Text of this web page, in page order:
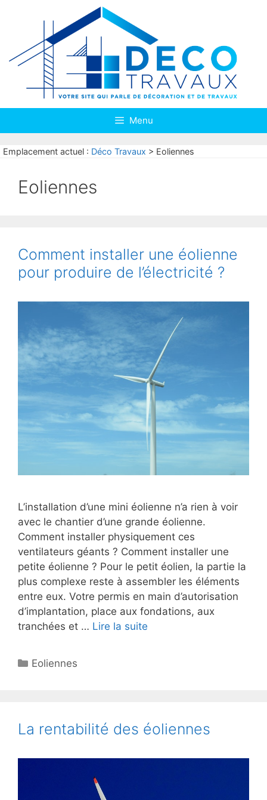
Menu
Emplacement actuel : Déco Travaux > Eoliennes
Eoliennes
Comment installer une éolienne
pour produire de l’électricité ?
L’installation d’une mini éolienne n’a rien à voir
avec le chantier d’une grande éolienne.
Comment installer physiquement ces
ventilateurs géants ? Comment installer une
petite éolienne ? Pour le petit éolien, la partie la
plus complexe reste à assembler les éléments
entre eux. Votre permis en main d’autorisation
d’implantation, place aux fondations, aux
tranchées et … Lire la suite
Catégories
Eoliennes
La rentabilité des éoliennes